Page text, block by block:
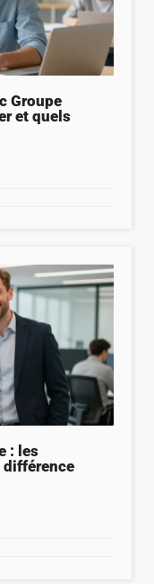
Groupe
et quels
: les
différence